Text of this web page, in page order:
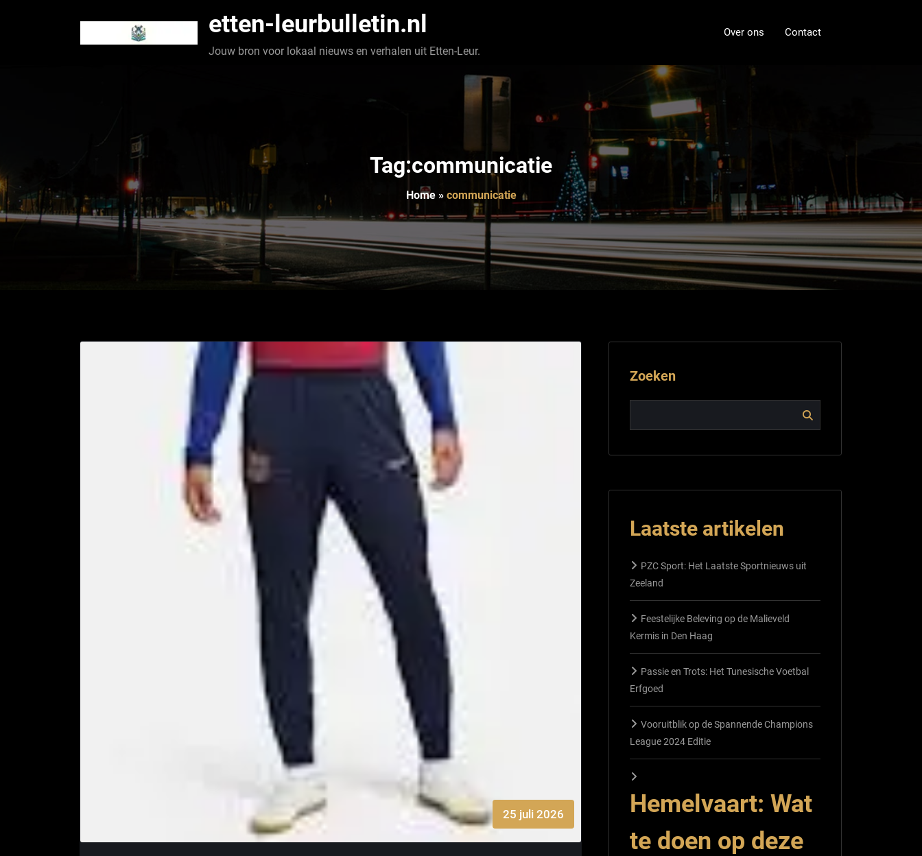
etten-leurbulletin.nl
Jouw bron voor lokaal nieuws en verhalen uit Etten-Leur.
Over ons Contact
Tag:communicatie
Home» communicatie
25 juli 2026
Zoeken
Laatste artikelen
PZC Sport: Het Laatste Sportnieuws uit
Zeeland
Feestelijke Beleving op de Malieveld
Kermis in Den Haag
Passie en Trots: Het Tunesische Voetbal
Erfgoed
Vooruitblik op de Spannende Champions
League 2024 Editie
Hemelvaart: Wat
te doen op deze